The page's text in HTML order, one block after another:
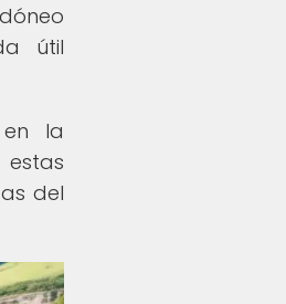
útil
la
del